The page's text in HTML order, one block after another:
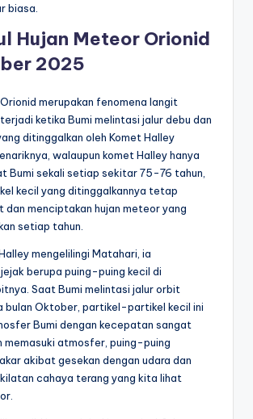
biasa.
Hujan Meteor Orionid
2025
merupakan fenomena langit
ketika Bumi melintasi jalur debu dan
ditinggalkan oleh Komet Halley
walaupun komet Halley hanya
Bumi sekali setiap sekitar 75-76 tahun,
kecil yang ditinggalkannya tetap
dan menciptakan hujan meteor yang
setiap tahun.
mengelilingi Matahari, ia
berupa puing-puing kecil di
Saat Bumi melintasi jalur orbit
bulan Oktober, partikel-partikel kecil ini
Bumi dengan kecepatan sangat
memasuki atmosfer, puing-puing
akibat gesekan dengan udara dan
cahaya terang yang kita lihat